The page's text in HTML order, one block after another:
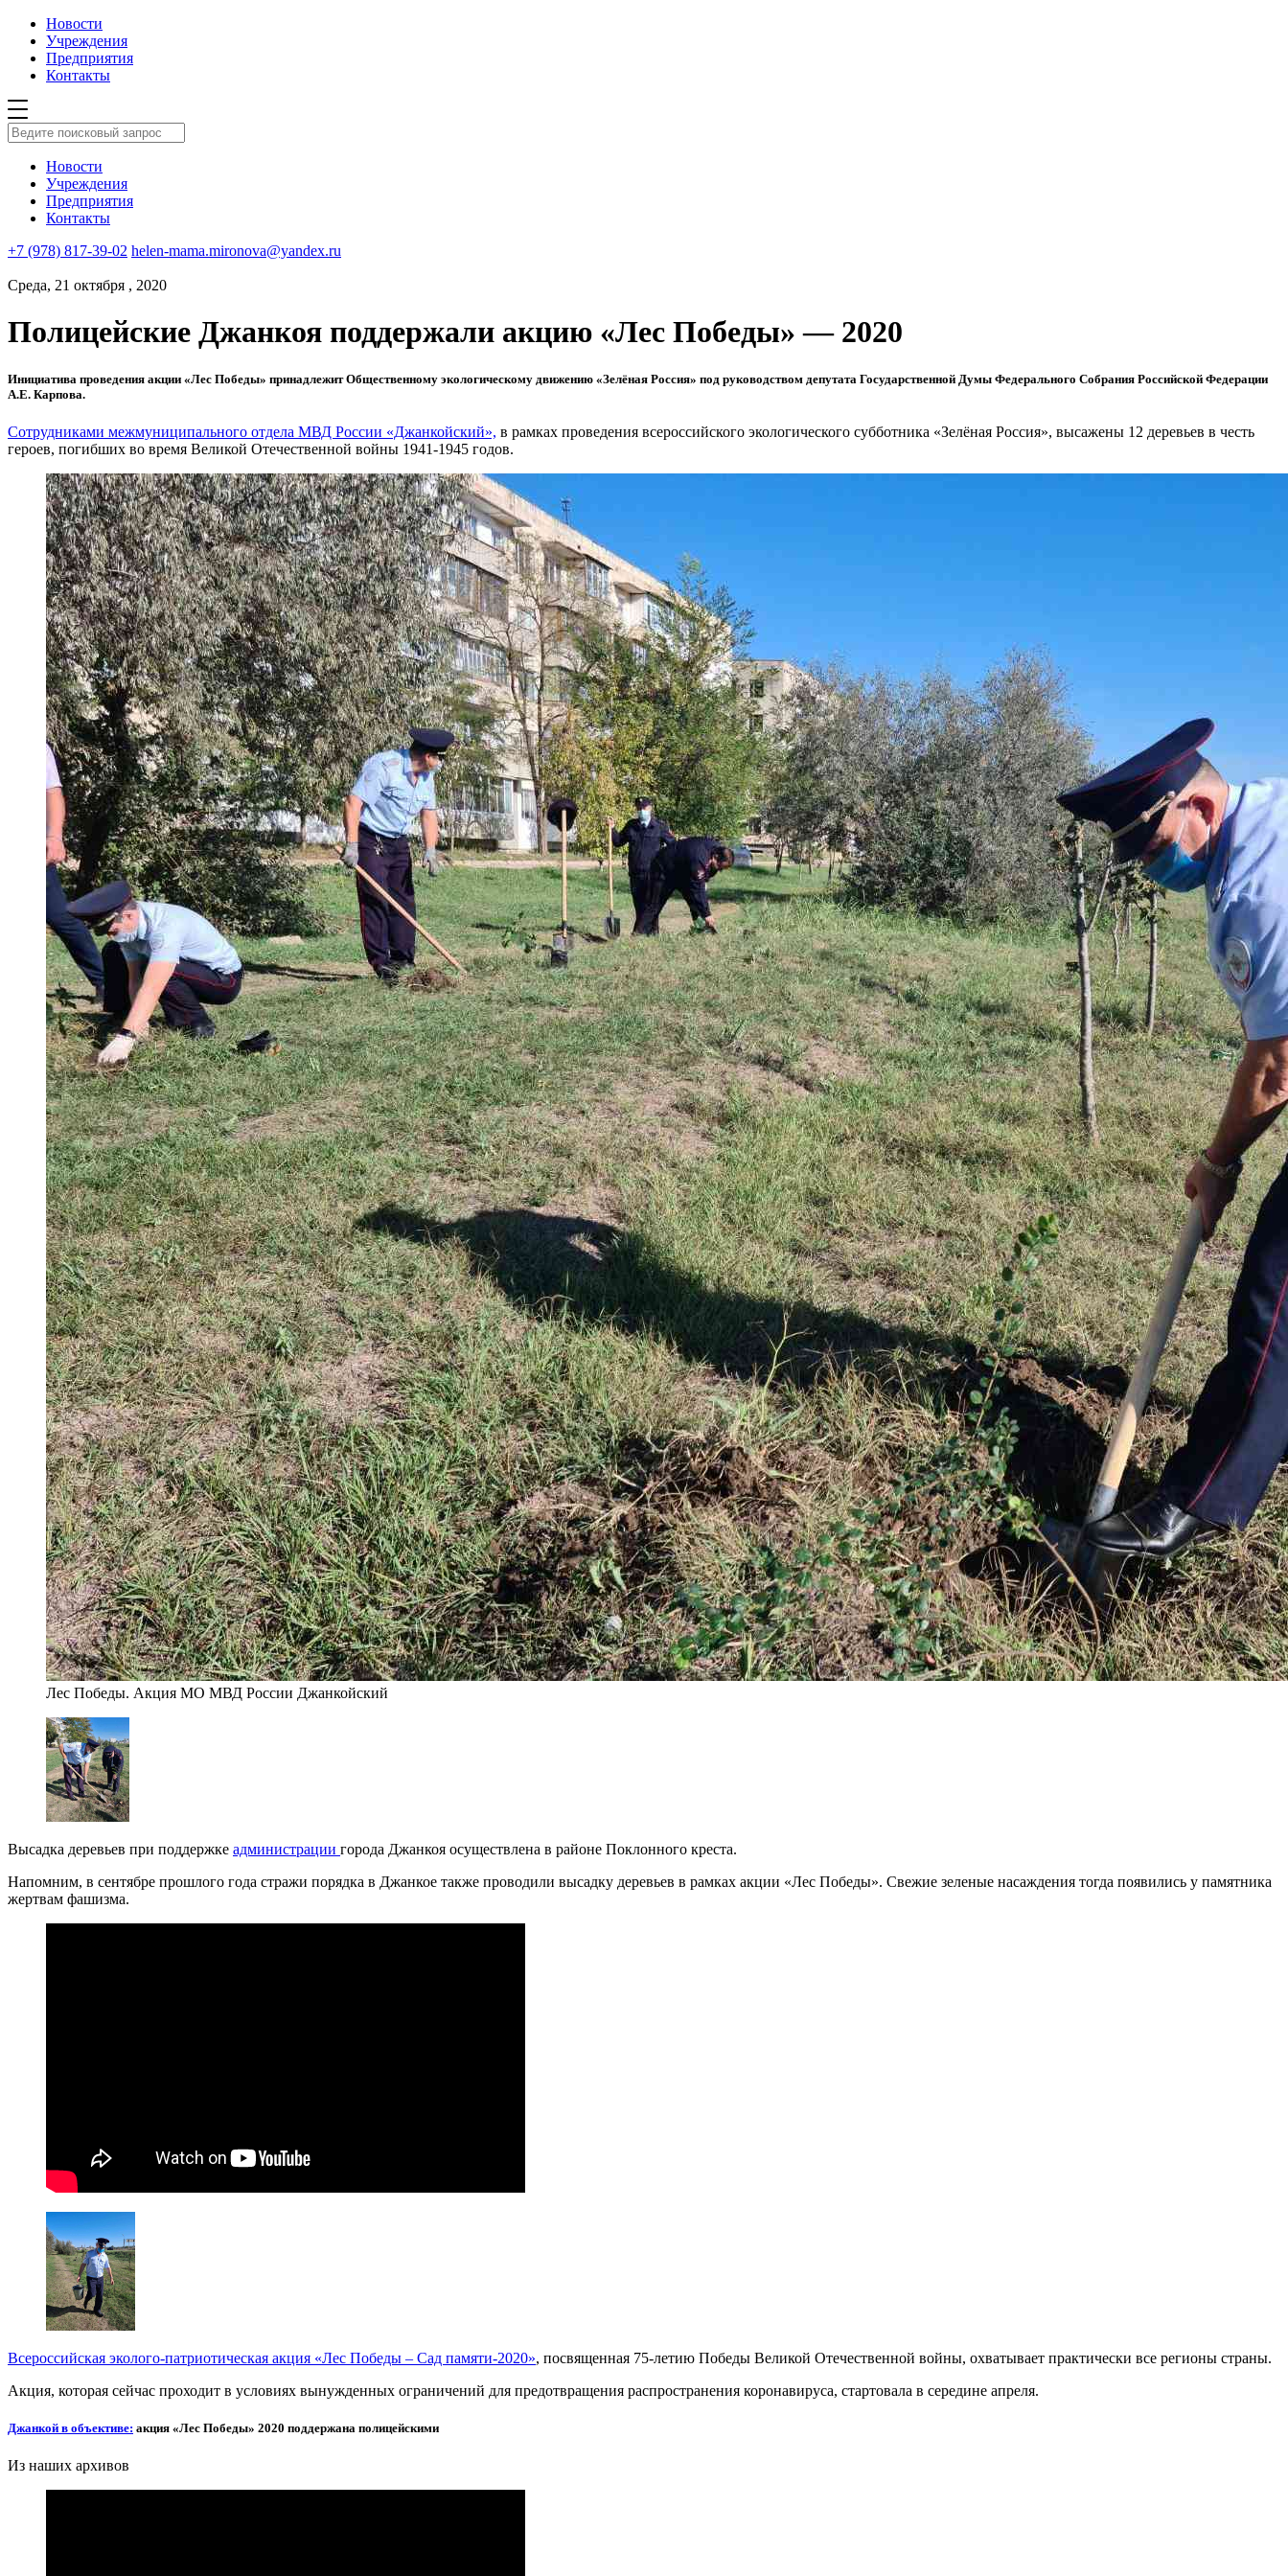
Новости
Учреждения
Предприятия
Контакты
Новости
Учреждения
Предприятия
Контакты
+7 (978) 817-39-02 helen-mama.mironova@yandex.ru
Среда, 21 октября , 2020
Полицейские Джанкоя поддержали акцию «Лес Победы» — 2020
Инициатива проведения акции «Лес Победы» принадлежит Общественному экологическому движению «Зелёная Россия» под руководством депутата Государственной Думы Федерального Собрания Российской Федерации
А.Е. Карпова.
Сотрудниками межмуниципального отдела МВД России «Джанкойский», в рамках проведения всероссийского экологического субботника «Зелёная Россия», высажены 12 деревьев в честь
героев, погибших во время Великой Отечественной войны 1941-1945 годов.
Лес Победы. Акция МО МВД России Джанкойский
Высадка деревьев при поддержке администрации города Джанкоя осуществлена в районе Поклонного креста.
Напомним, в сентябре прошлого года стражи порядка в Джанкое также проводили высадку деревьев в рамках акции «Лес Победы». Свежие зеленые насаждения тогда появились у памятника
жертвам фашизма.
Всероссийская эколого-патриотическая акция «Лес Победы – Сад памяти-2020», посвященная 75-летию Победы Великой Отечественной войны, охватывает практически все регионы страны.
Акция, которая сейчас проходит в условиях вынужденных ограничений для предотвращения распространения коронавируса, стартовала в середине апреля.
Джанкой в объективе: акция «Лес Победы» 2020 поддержана полицейскими
Из наших архивов